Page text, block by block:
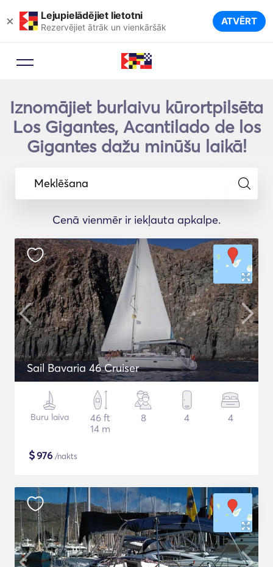
× Lejupielādējiet lietotni
Rezervējiet ātrāk un vienkāršāk ATVĒRT
Iznomājiet burlaivu kūrortpilsēta
Los Gigantes, Acantilado de los
Gigantes dažu minūšu laikā!
Meklēšana
Cenā vienmēr ir iekļauta apkalpe.
Sail Bavaria 46 Cruiser
Buru laiva
46 ft
14 m
8 4 4
$976 /nakts